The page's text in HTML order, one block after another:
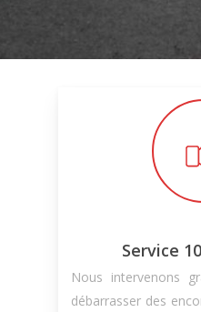
Service
Nous intervenons
débarrasser des